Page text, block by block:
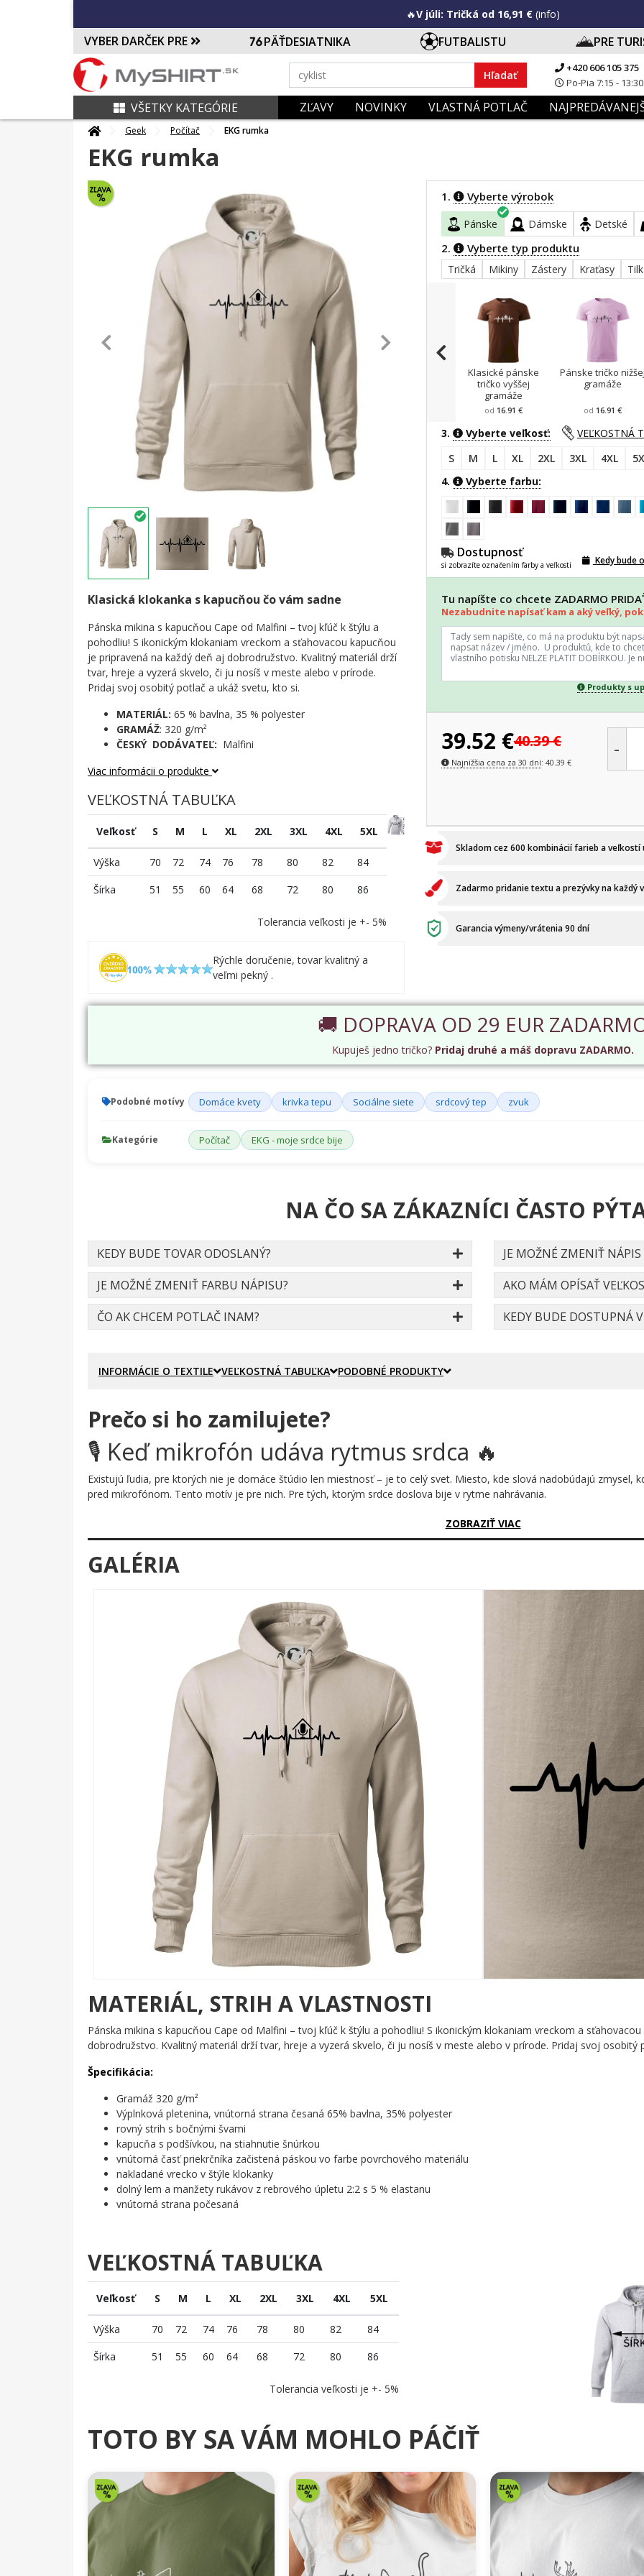
🔥V júli: Tričká od 16,91 € (info)
VYBER DARČEK PRE PÄŤDESIATNIKA FUTBALISTU PRE
Hľadať
+420 606 105 375
Po-Pia 7:15 - 13:30
VŠETKY KATEGÓRIE ZĽAVY NOVINKY VLASTNÁ POTLAČ
Geek Počítač EKG rumka
EKG rumka
Klasická klokanka s kapucňou čo vám sadne
Pánska mikina s kapucňou Cape od Malfini – tvoj kľúč k štýlu a
pohodliu! S ikonickým klokaniam vreckom a sťahovacou kapucňou
je pripravená na každý deň aj dobrodružstvo. Kvalitný materiál drží
tvar, hreje a vyzerá skvelo, či ju nosíš v meste alebo v prírode.
Pridaj svoj osobitý potlač a ukáž svetu, kto si.
MATERIÁL: 65 % bavlna, 35 % polyester
GRAMÁŽ: 320 g/m²
ČESKÝ DODÁVATEĽ: Malfini
Viac informácii o produkte
VEĽKOSTNÁ TABUĽKA
Veľkosť S M L XL 2XL 3XL 4XL 5XL
Výška 70 72 74 76 78 80 82
84
Šírka
51 55 60 64 68 72 80 86
Tolerancia veľkosti je +- 5%
Rýchle doručenie, tovar kvalitný a
veľmi pekný .
1. Vyberte výrobok
Pánske Dámske Detské
2. Vyberte typ produktu
Tričká Mikiny Zástery Kraťasy
Klasické pánske
tričko vyššej
gramáže
od 16.91 €
Pánske tričko
gramáže
od 16.91 €
3. Vyberte veľkosť:
VEĽKOSTNÁ
S
M L XL 2XL 3XL 4XL
4.
Vyberte farbu:
Dostupnosť
si zobrazíte označením farby a veľkosti Kedy bude
Tu napíšte co chcete ZADARMO
Nezabudnite napísať kam a aký veľký,
Produkty s
39.52 €40.39€
Najnižšia cena za 30 dní: 40.39 €
-
Skladom cez 600 kombinácií farieb a
Zadarmo pridanie textu a prezývky na každý
Garancia výmeny/vrátenia 90 dní
🚚 DOPRAVA OD 29 EUR
Kupuješ jedno tričko? Pridaj druhé a máš dopravu ZADARMO.
Podobné motívy Domáce kvety krivka tepu Sociálne siete srdcový tep zvuk
Kategórie Počítač EKG - moje srdce bije
NA ČO SA ZÁKAZNÍCI ČASTO
KEDY BUDE TOVAR ODOSLANÝ?
JE MOŽNÉ ZMENIŤ FARBU NÁPISU?
ČO AK CHCEM POTLAČ INAM?
JE MOŽNÉ ZMENIŤ
AKO MÁM OPÍSAŤ
KEDY BUDE DOSTUPNÁ
INFORMÁCIE O TEXTILE VEĽKOSTNÁ TABUĽKA PODOBNÉ PRODUKTY
Prečo si ho zamilujete?
🎙️ Keď mikrofón udáva rytmus srdca 🔥
Existujú ľudia, pre ktorých nie je domáce štúdio len miestnosť – je to celý svet. Miesto, kde slová nadobúdajú zmysel,
pred mikrofónom. Tento motív je pre nich. Pre tých, ktorým srdce doslova bije v rytme nahrávania.
Čierna čiara elektrokardiogramu sa vinie ako živá – prudko stúpa, padá a uprostred svojho pulzu ukrýva niečo
klasického štúdiového mikrofónu je vsadená priamo do srdcového rytmu, akoby hovorila: bez tohto to jednoducho
Komu urobí radosť?
🎯 Každému moderátorovi, ktorý trávi hodiny za mikrofónom a volá to životom
💡 Tvorcom podcastov a hlasových projektov, pre ktorých je štúdio druhý domov
🔥 Nadšencom zvuku a nahrávania, čo chápu, že hlas je ten najmocnejší nástroj
🌟 Každému, kto chce svetu ukázať, čo mu skutočne bije v hrudi
Nechaj srdce prehovoriť – nosíš so sebou príbeh, ktorý stojí za to počuť. Pridaj tento motív do košíka a daj hlas svojej
ZOBRAZIŤ VIAC
GALÉRIA
MATERIÁL, STRIH A VLASTNOSTI
Pánska mikina s kapucňou Cape od Malfini – tvoj kľúč k štýlu a pohodliu! S ikonickým klokaniam vreckom a
dobrodružstvo. Kvalitný materiál drží tvar, hreje a vyzerá skvelo, či ju nosíš v meste alebo v prírode. Pridaj svoj osobitý
Špecifikácia:
Gramáž 320 g/m²
Výplnková pletenina, vnútorná strana česaná 65% bavlna, 35% polyester
rovný strih s bočnými švami
kapucňa s podšívkou, na stiahnutie šnúrkou
vnútorná časť priekrčníka začistená páskou vo farbe povrchového materiálu
nakladané vrecko v štýle klokanky
dolný lem a manžety rukávov z rebrového úpletu 2:2 s 5 % elastanu
vnútorná strana počesaná
VEĽKOSTNÁ TABUĽKA
Veľkosť S M L XL 2XL 3XL 4XL 5XL
Výška 70 72 74 76 78 80 82
84
Šírka
51 55 60 64 68 72 80 86
Tolerancia veľkosti je +- 5%
TOTO BY SA VÁM MOHLO PÁČIŤ